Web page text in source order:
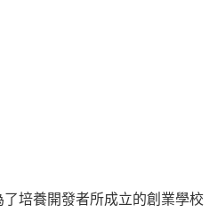
了培養開發者所成立的創業學